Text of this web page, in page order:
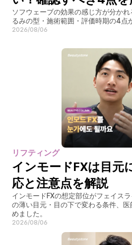
ソフウェーブの効果の感じ方が分か
るみの型・施術範囲・評価時期の4点
2026/08/06
リフティング
インモードFXは目元
応と注意点を解説
インモードFXの想定部位がフェイス
の薄い目元・目の下で変わる条件、
めました。
2026/08/06